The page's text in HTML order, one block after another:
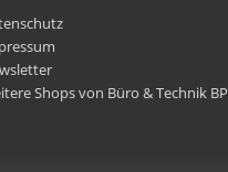
Shops von Büro & Technik